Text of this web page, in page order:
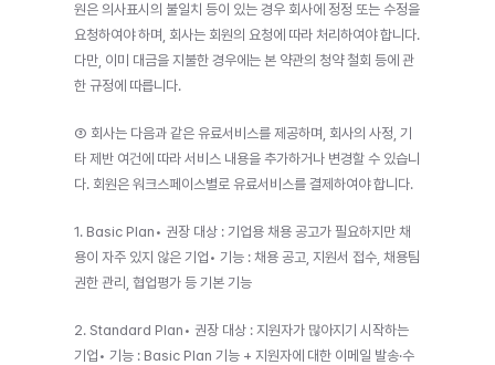
원은 의사표시의 불일치 등이 있는 경우 회사에 정정 또는 수정을
요청하여야 하며, 회사는 회원의 요청에 따라 처리하여야 합니다.
다만, 이미 대금을 지불한 경우에는 본 약관의 청약 철회 등에 관
한 규정에 따릅니다.
③ 회사는 다음과 같은 유료서비스를 제공하며, 회사의 사정, 기
타 제반 여건에 따라 서비스 내용을 추가하거나 변경할 수 있습니
다. 회원은 워크스페이스별로 유료서비스를 결제하여야 합니다.
1. Basic Plan• 권장 대상 : 기업용 채용 공고가 필요하지만 채
용이 자주 있지 않은 기업• 기능 : 채용 공고, 지원서 접수, 채용팀
권한 관리, 협업평가 등 기본 기능
2. Standard Plan• 권장 대상 : 지원자가 많아지기 시작하는
기업• 기능 : Basic Plan 기능 + 지원자에 대한 이메일 발송·수